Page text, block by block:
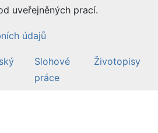
uveřejněných prací.
údajů
Slohové
práce
Životopisy